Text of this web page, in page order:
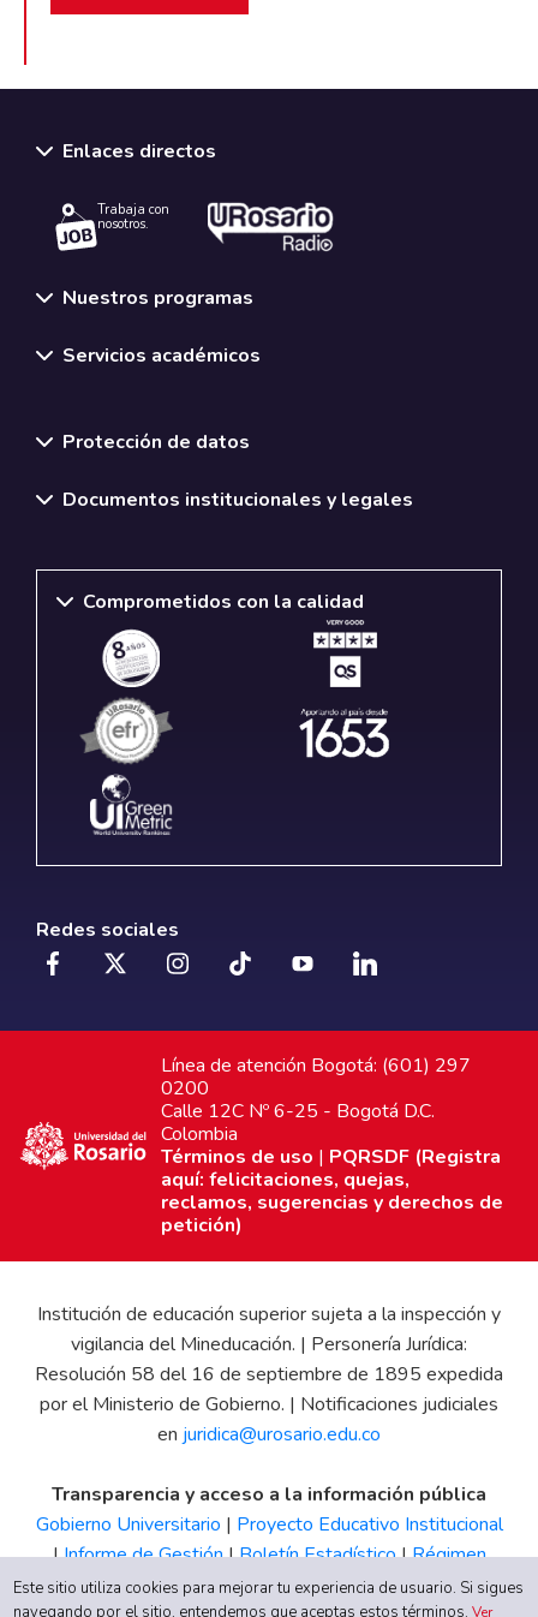
Enlaces directos
Trabaja con
nosotros.
Nuestros programas
Servicios académicos
Protección de datos
Documentos institucionales y legales
Comprometidos con la calidad
Redes sociales
Línea de atención Bogotá: (601) 297
0200
Calle 12C Nº 6-25 - Bogotá D.C.
Colombia
Términos de uso | PQRSDF (Registra
aquí: felicitaciones, quejas,
reclamos, sugerencias y derechos de
petición)
Institución de educación superior sujeta a la inspección y
vigilancia del Mineducación. | Personería Jurídica:
Resolución 58 del 16 de septiembre de 1895 expedida
por el Ministerio de Gobierno. | Notificaciones judiciales
en juridica@urosario.edu.co
Transparencia y acceso a la información pública
Gobierno Universitario | Proyecto Educativo Institucional
|Informe de Gestión|Boletín Estadístico|Régimen
Tributario|Estados Financieros |Código de Ética| Canal
Este sitio utiliza cookies para mejorar tu experiencia de usuario. Si sigues
navegando por el sitio, entendemos que aceptas estos términos.Ver